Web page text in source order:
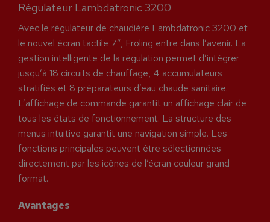
Régulateur Lambdatronic 3200
Avec le régulateur de chaudière Lambdatronic 3200 et
le nouvel écran tactile 7”, Froling entre dans l’avenir. La
gestion intelligente de la régulation permet d’intégrer
jusqu’à 18 circuits de chauffage, 4 accumulateurs
stratifiés et 8 préparateurs d’eau chaude sanitaire.
L’affichage de commande garantit un affichage clair de
tous les états de fonctionnement. La structure des
menus intuitive garantit une navigation simple. Les
fonctions principales peuvent être sélectionnées
directement par les icônes de l’écran couleur grand
format.
Avantages